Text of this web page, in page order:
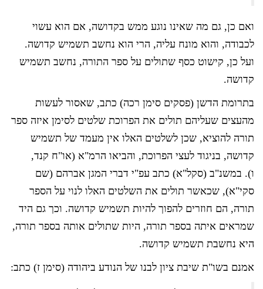
ואם כן, גם מה שאינו נוגע ממש בקדושה, אם הוא עשוי
לכבודה, והוא מונח עליה, הרי הוא נחשב תשמיש קדושה.
ועל כן, קישוט כסף שתולים על ספר התורה, נחשב תשמיש
קדושה.
בתרומת הדשן (פסקים סימן רכה) כתב, שאסור לעשות
מהעצים שעליהם תולים את הפרוכת שלטים לסימן איזה ספר
תורה להוציא, שכן לשלטים האלו אין מעמד של תשמיש
קדושה, בניגוד לעצי הפרוכת, והביאו הרמ"א (או"ח קנד,
ו). במשנ"ב (סקל"א) כתב עפ"י דברי המגן אברהם (שם
סקי"א), שכאשר תולים את השלטים האלו לנוי על הספר
תורה, הם חוזרים להפוך להיות תשמיש קדושה. וכך גם היד
שמראים איתה בספר תורה, היות שתולים אותה בספר תורה,
היא נחשבת תשמיש קדושה.
אמנם בשו"ת שיבת ציון לבנו של הנודע ביהודה (סימן ז) כתב: